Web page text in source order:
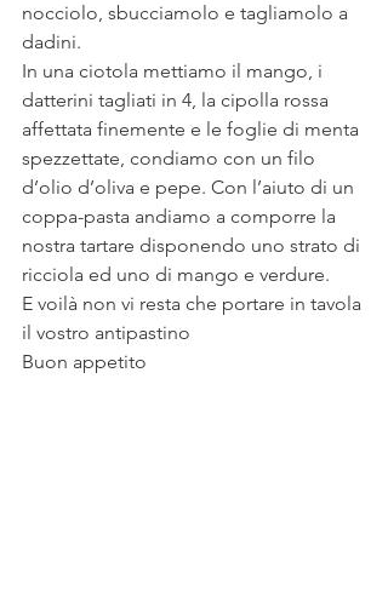
nocciolo, sbucciamolo e tagliamolo a
dadini.
In una ciotola mettiamo il mango, i
datterini tagliati in 4, la cipolla rossa
affettata finemente e le foglie di menta
spezzettate, condiamo con un filo
d’olio d’oliva e pepe. Con l’aiuto di un
coppa-pasta andiamo a comporre la
nostra tartare disponendo uno strato di
ricciola ed uno di mango e verdure.
E voilà non vi resta che portare in tavola
il vostro antipastino
Buon appetito